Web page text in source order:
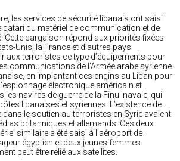
les services de sécurité libanais ont saisi
qatari du matériel de communication et de
Cette cargaison répond aux priorités fixées
Unis, la France et d’autres pays
aux terroristes ce type d’équipements pour
communications de l’Armée arabe syrienne
en implantant ces engins au Liban pour
électronique américain et
les navires de guerre de la Finul navale, qui
libanaises et syriennes. L’existence de
dans le soutien au terroristes en Syrie avaient
britanniques et allemands. Ces deux
similaire a été saisi à l’aéroport de
égyptien et deux jeunes femmes
peut être relié aux satellites.